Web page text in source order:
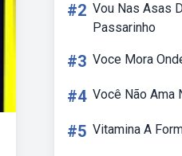
#2 Vou Nas Asas
Passarinho
#3 Voce Mora
#4 Você Não Ama
#5 Vitamina A